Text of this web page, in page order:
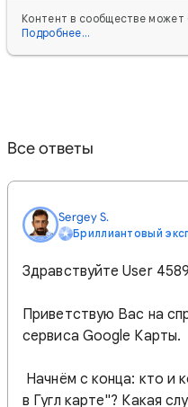
Контент в сообществе может
Подробнее…
Все ответы
Sergey S.
Бриллиантовый
Здравствуйте User
Приветствую Вас на
сервиса Google Карты.
Начнём с конца: кто и
в Гугл карте"? Какая